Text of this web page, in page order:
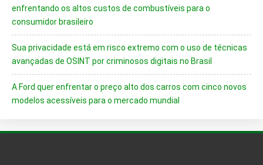
enfrentando os altos custos de combustíveis para o
consumidor brasileiro
Sua privacidade está em risco extremo com o uso de técnicas
avançadas de OSINT por criminosos digitais no Brasil
A Ford quer enfrentar o preço alto dos carros com cinco novos
modelos acessíveis para o mercado mundial